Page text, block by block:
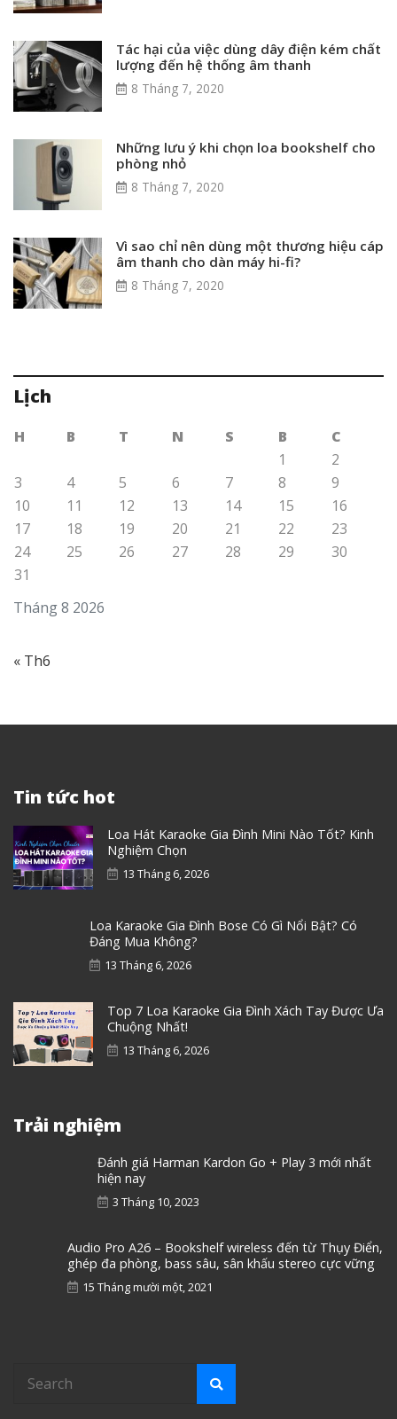
Tác hại của việc dùng dây điện kém chất
lượng đến hệ thống âm thanh
8 Tháng 7, 2020
Những lưu ý khi chọn loa bookshelf cho
phòng nhỏ
8 Tháng 7, 2020
Vì sao chỉ nên dùng một thương hiệu cáp
âm thanh cho dàn máy hi-fi?
8 Tháng 7, 2020
Lịch
Tháng 8 2026
H B T N S B
C
1
2
3
4 5 6 7 8
9
10
11 12 13 14 15
16
17
18 19 20 21 22
23
24
25 26 27 28 29
30
31
« Th6
Tin tức hot
Loa Hát Karaoke Gia Đình Mini Nào Tốt? Kinh
Nghiệm Chọn
13 Tháng 6, 2026
Loa Karaoke Gia Đình Bose Có Gì Nổi Bật? Có
Đáng Mua Không?
13 Tháng 6, 2026
Top 7 Loa Karaoke Gia Đình Xách Tay Được Ưa
Chuộng Nhất!
13 Tháng 6, 2026
Trải nghiệm
Đánh giá Harman Kardon Go + Play 3 mới nhất
hiện nay
3 Tháng 10, 2023
Audio Pro A26 – Bookshelf wireless đến từ Thụy Điển,
ghép đa phòng, bass sâu, sân khấu stereo cực vững
15 Tháng mười một, 2021